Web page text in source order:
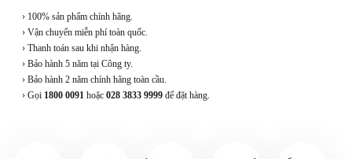
› 100% sản phẩm chính hãng.
› Vận chuyển miễn phí toàn quốc.
› Thanh toán sau khi nhận hàng.
› Bảo hành 5 năm tại Công ty.
› Bảo hành 2 năm chính hãng toàn cầu.
› Gọi 1800 0091 hoặc 028 3833 9999 để đặt hàng.